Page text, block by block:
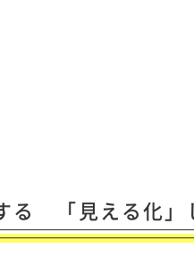
る 「見える化」